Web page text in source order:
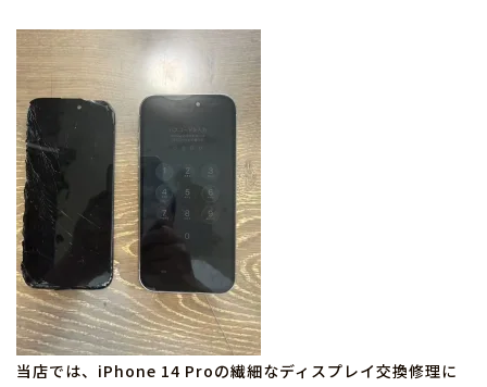
当店では、iPhone 14 Proの繊細なディスプレイ交換修理に